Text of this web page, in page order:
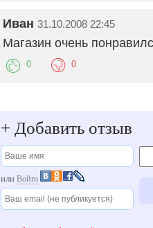
Иван 31.10.2008 22:45
Магазин очень
0 0
+ Добавить отзыв
или Войти